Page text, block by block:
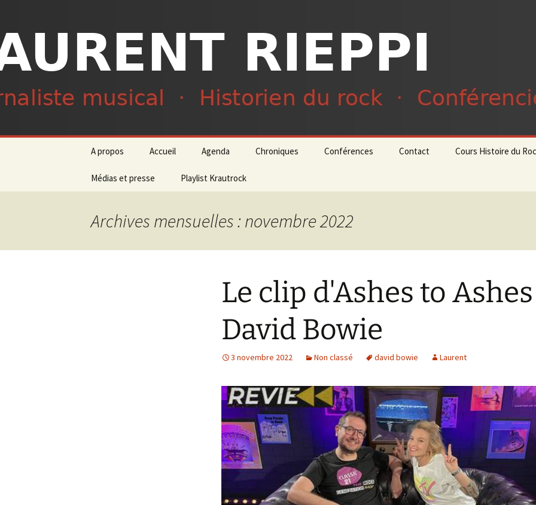
Laurent Rieppi
contenu
A propos Accueil Agenda Chroniques Conférences Contact Cours Histoire du
Médias et presse Playlist Krautrock
Archives mensuelles : novembre 2022
Le clip d'Ashes to
David Bowie
3 novembre 2022 Non classé david bowie Laurent